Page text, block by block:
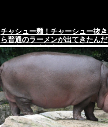
チャシュー麺！チャーシュー抜
ら普通のラーメンが出てきたん
っておかしくねえ？